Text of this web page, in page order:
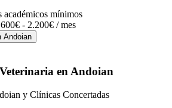
académicos mínimos
- 2.200€ / mes
Andoian
en Andoian
y Clínicas Concertadas